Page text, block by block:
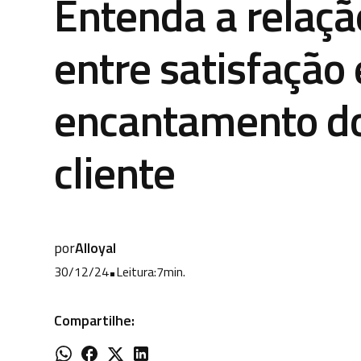
Entenda a
entre satisfação
encantamento
cliente
porAlloyal
30/12/24•Leitura:7min.
Compartilhe: